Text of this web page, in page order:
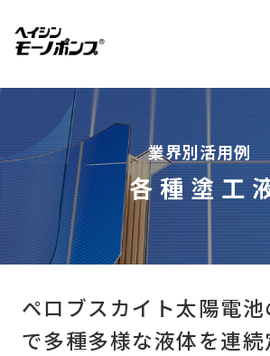
業界別活用例
各種塗工
ペロブスカイト太陽電
で多種多様な液体を連続